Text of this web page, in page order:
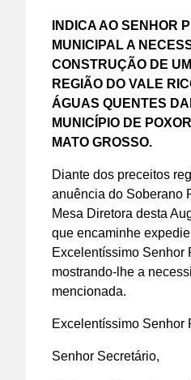
INDICA AO SENHOR
MUNICIPAL A
CONSTRUÇÃO DE
REGIÃO DO VALE
ÁGUAS QUENTES
MUNICÍPIO DE
MATO GROSSO.
Diante dos preceitos
anuência do Soberano
Mesa Diretora desta
que encaminhe
Excelentíssimo Senhor
mostrando-lhe a
mencionada.
Excelentíssimo Senhor
Senhor Secretário,